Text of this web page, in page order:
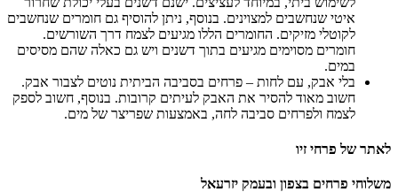
איטי שנחשבים למצוינים. בנוסף, ניתן להוסיף גם חומרים שנחשבים
לקוטלי מזיקים. החומרים הללו מגיעים לצמח דרך השורשים.
חומרים מסוימים מגיעים בתוך דשנים ויש גם כאלה שהם מסיסים
במים.
בלי אבק, עם לחות – פרחים בסביבה הביתית נוטים לצבור אבק.
חשוב מאוד להסיר את האבק לעיתים קרובות. בנוסף, חשוב לספק
לצמח ולפרחים סביבה לחה, באמצעות שפריצר של מים.
לאתר של פרחי זיו
משלוחי פרחים בצפון ובעמק יזרעאל